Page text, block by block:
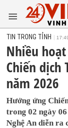
TIN TRONG TỈNH
Nhiều
Chiến dịch
năm 2026
Hưởng ứng
trong 02 ngày
Nghệ An diễn ra